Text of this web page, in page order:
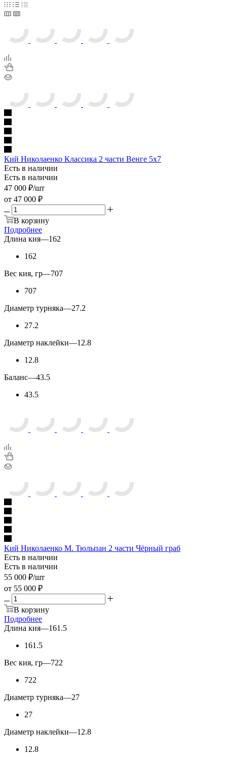
Кий Николаенко Классика 2 части Венге 5х7
Есть в наличии
Есть в наличии
47 000 ₽/шт
от 47 000 ₽
В корзину
Подробнее
Длина кия—162
162
Вес кия, гр—707
707
Диаметр турняка—27.2
27.2
Диаметр наклейки—12.8
12.8
Баланс—43.5
43.5
Кий Николаенко М. Тюльпан 2 части Чёрный граб
Есть в наличии
Есть в наличии
55 000 ₽/шт
от 55 000 ₽
В корзину
Подробнее
Длина кия—161.5
161.5
Вес кия, гр—722
722
Диаметр турняка—27
27
Диаметр наклейки—12.8
12.8